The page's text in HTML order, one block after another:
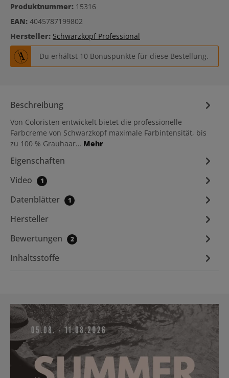
Produktnummer: 15316
EAN: 4045787199802
Hersteller: Schwarzkopf Professional
Du erhältst 10 Bonuspunkte für diese Bestellung.
Beschreibung
Von Coloristen entwickelt bietet die professionelle
Farbcreme von Schwarzkopf maximale Farbintensität, bis
zu 100 % Grauhaar… Mehr
Eigenschaften
Video
1
Datenblätter 1
Hersteller
Bewertungen
2
Inhaltsstoffe